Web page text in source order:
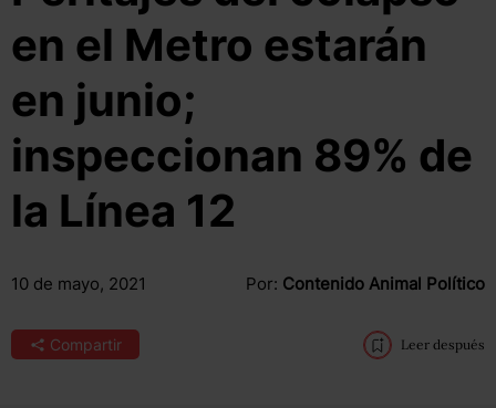
en el Metro estarán
en junio;
inspeccionan 89% de
la Línea 12
10 de mayo, 2021 Por: Contenido Animal Político
Compartir Leer después